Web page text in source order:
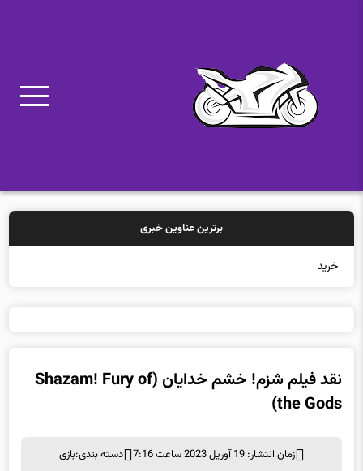
برترین عناوین خبری
خرید بیمه: سنتی ی
نقد فیلم شزم! خشم خدایان (Shazam! Fury of
the Gods)
زمان انتشار: 19 آوریل 2023 ساعت 7:16 دسته بندی:بازی